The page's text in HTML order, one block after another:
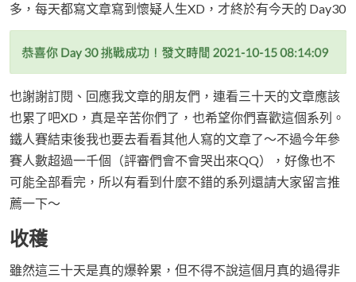
多，每天都寫文章寫到懷疑人生XD，才終於有今天的 Day30
也謝謝訂閱、回應我文章的朋友們，連看三十天的文章應該
也累了吧XD，真是辛苦你們了，也希望你們喜歡這個系列。
鐵人賽結束後我也要去看看其他人寫的文章了～不過今年參
賽人數超過一千個（評審們會不會哭出來QQ），好像也不
可能全部看完，所以有看到什麼不錯的系列還請大家留言推
薦一下～
收穫
雖然這三十天是真的爆幹累，但不得不說這個月真的過得非